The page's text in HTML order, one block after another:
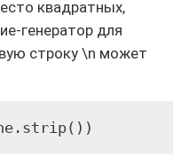
квадратных,
генератор для
строку \n может